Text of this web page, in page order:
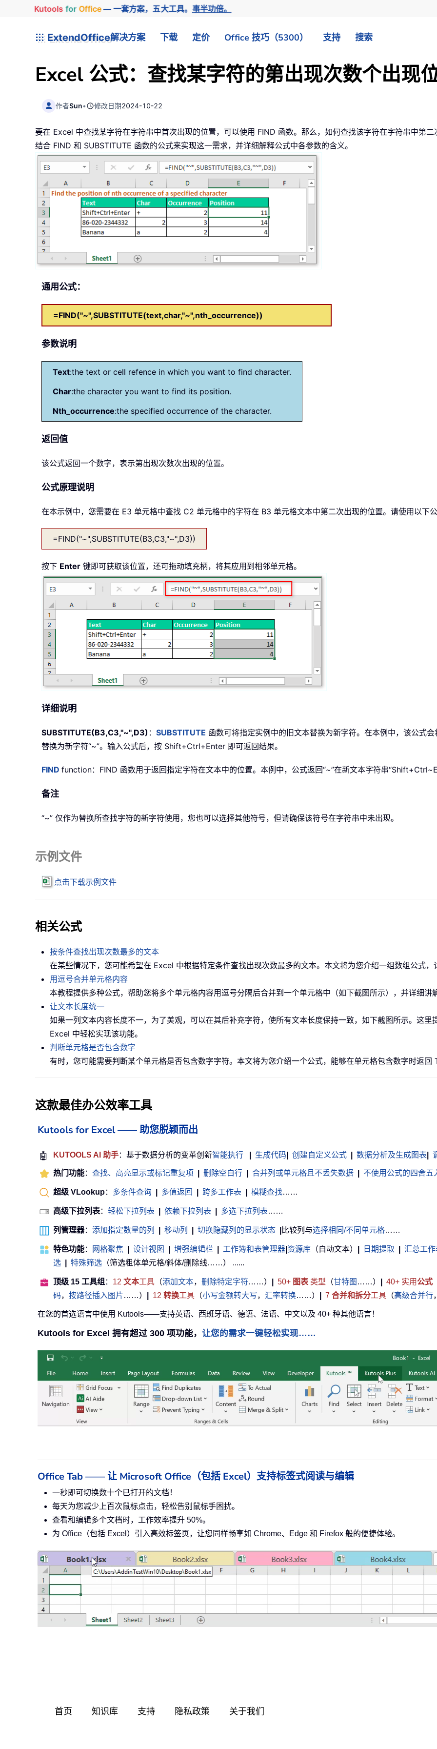
Kutools for Office— 一套方案，五大工具。事半功倍。
ExtendOffice解决方案 下载 定价 Office 技巧（5300） 支持 搜索
Excel 公式：查找某字符的第出现次数个出现
作者Sun• 修改日期2024-10-22
要在 Excel 中查找某字符在字符串中首次出现的位置，可以使用 FIND 函数。那么，如何查找该字符在字符串中第
结合 FIND 和 SUBSTITUTE 函数的公式来实现这一需求，并详细解释公式中各参数的含义。
通用公式：
=FIND("~",SUBSTITUTE(text,char,"~",nth_occurrence))
参数说明
Text:the text or cell refence in which you want to find character.
Char:the character you want to find its position.
Nth_occurrence:the specified occurrence of the character.
返回值
该公式返回一个数字，表示第出现次数次出现的位置。
公式原理说明
在本示例中，您需要在 E3 单元格中查找 C2 单元格中的字符在 B3 单元格文本中第二次出现的位置。请使用以下
=FIND("~",SUBSTITUTE(B3,C3,"~",D3))
按下 Enter 键即可获取该位置，还可拖动填充柄，将其应用到相邻单元格。
详细说明
SUBSTITUTE(B3,C3,"~",D3) ： SUBSTITUTE 函数可将指定实例中的旧文本替换为新字符。在本例中，该公式
替换为新字符“~”。输入公式后，按 Shift+Ctrl+Enter 即可返回结果。
FIND function： FIND 函数用于返回指定字符在文本中的位置。本例中，公式返回“~”在新文本字符串
备注
“~” 仅作为替换所查找字符的新字符使用，您也可以选择其他符号，但请确保该符号在字符串中未出现。
示例文件
点击下载示例文件
相关公式
按条件查找出现次数最多的文本
在某些情况下，您可能希望在 Excel 中根据特定条件查找出现次数最多的文本。本文将为您介绍一组数组公式
用逗号合并单元格内容
本教程提供多种公式，帮助您将多个单元格内容用逗号分隔后合并到一个单元格中（如下截图所示），并详细
让文本长度统一
如果一列文本内容长度不一，为了美观，可以在其后补充字符，使所有文本长度保持一致，如下截图所示。这
Excel 中轻松实现该功能。
判断单元格是否包含数字
有时，您可能需要判断某个单元格是否包含数字字符。本文将为您介绍一个公式，能够在单元格包含数字时返回
这款最佳办公效率工具
Kutools for Excel —— 助您脱颖而出
🤖 KUTOOLS AI 助手：基于数据分析的变革创新智能执行 生成代码 创建自定义公式 数据分析及生成图表
热门功能： 查找、高亮显示或标记重复项 删除空白行 合并列或单元格且不丢失数据 不使用公式的四舍五
超级 VLookup： 多条件查询 多值返回 跨多工作表 模糊查找……
高级下拉列表： 轻松下拉列表 依赖下拉列表 多选下拉列表……
列管理器： 添加指定数量的列 移动列 切换隐藏列的显示状态 比较列与选择相同/不同单元格……
特色功能： 网格聚焦 设计视图 增强编辑栏 工作簿和表管理器 资源库 （自动文本） 日期提取
汇总工作
选
特殊筛选 （筛选粗体单元格/斜体/删除线……） ......
顶级 15 工具组 ： 12 文本工具 （添加文本， 删除特定字符……） 50+ 图表 类型 （甘特图 ……） 40+ 实用公式
码， 按路径插入图片……） 12 转换工具 （小写金额转大写， 汇率转换……） 7 合并和拆分工具 （高级合并行
在您的首选语言中使用 Kutools——支持英语、西班牙语、德语、法语、中文以及 40+ 种其他语言！
Kutools for Excel 拥有超过 300 项功能， 让您的需求一键轻松实现……
Office Tab —— 让 Microsoft Office（包括 Excel）支持标签式阅读与编辑
一秒即可切换数十个已打开的文档！
每天为您减少上百次鼠标点击，轻松告别鼠标手困扰。
查看和编辑多个文档时，工作效率提升 50%。
为 Office（包括 Excel）引入高效标签页，让您同样畅享如 Chrome、Edge 和 Firefox 般的便捷体验。
首页 知识库 支持 隐私政策 关于我们